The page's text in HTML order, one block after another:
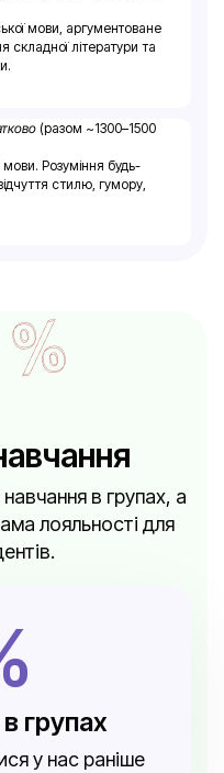
мови, аргументоване
складної літератури та
(разом ~1300–1500
Розуміння будь-
стилю, гумору,
в групах, а
лояльності для
групах
у нас раніше